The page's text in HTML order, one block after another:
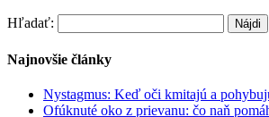
Hľadať:
Najnovšie články
Nystagmus: Keď oči kmitajú a
Ofúknuté oko z prievanu: čo naň